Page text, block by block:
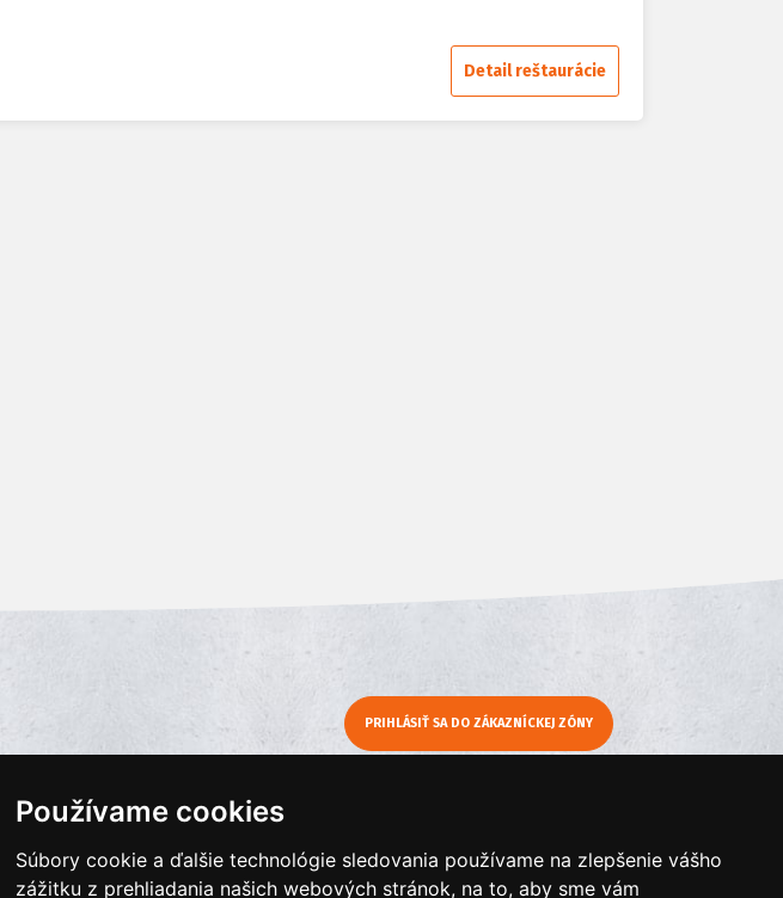
Používame cookies
Súbory cookie a ďalšie technológie sledovania používame na zlepšenie vášho
zážitku z prehliadania našich webových stránok, na to, aby sme vám
Detail reštaurácie
PRIHLÁSIŤ SA DO ZÁKAZNÍCKEJ ZÓNY
Ochrana osobných údajov
Cookies
Cenník balíkov